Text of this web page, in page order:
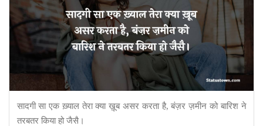
सादगी सा एक ख़्याल तेरा क्या ख़ूब असर करता है, बंज़र ज़मीन को बारिश ने
तरबतर किया हो जैसै।